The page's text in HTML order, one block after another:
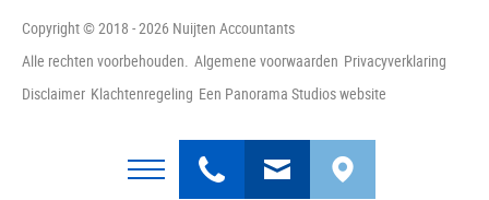
Copyright © 2018 - 2026 Nuijten Accountants
Alle rechten voorbehouden. Algemene voorwaarden Privacyverklaring
Disclaimer Klachtenregeling Een Panorama Studios website